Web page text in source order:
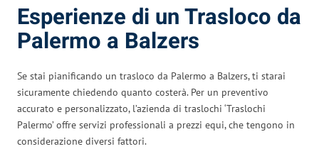
Esperienze di un Trasloco da
Palermo a Balzers
Se stai pianificando un trasloco da Palermo a Balzers, ti starai
sicuramente chiedendo quanto costerà. Per un preventivo
accurato e personalizzato, l’azienda di traslochi ‘Traslochi
Palermo’ offre servizi professionali a prezzi equi, che tengono in
considerazione diversi fattori.